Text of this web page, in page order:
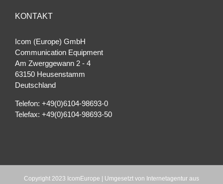
KONTAKT
Icom (Europe) GmbH
Communication Equipment
Am Zwerggewann 2 ‐ 4
63150 Heusenstamm
Deutschland
Telefon: +49(0)6104-98693-0
Telefax: +49(0)6104-98693-50
Copyright 2023 IcomEurope | Umgesetzt von Internetagentur aus